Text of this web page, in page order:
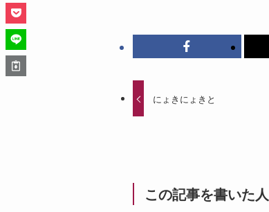
にょきにょきと
この記事を書いた人